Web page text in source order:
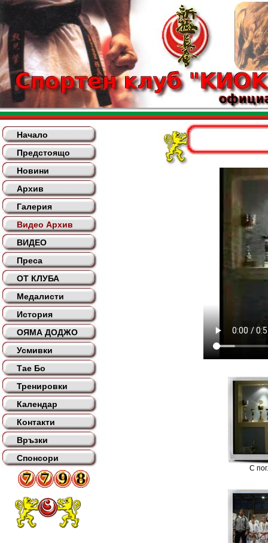
Начало
Предстоящо
Новини
Архив
Галерия
Видео Архив
ВИДЕО
Преса
ОТ КЛУБА
Медалисти
История
ОЯМА ДОДЖО
Усмивки
Тае Бо
Тренировки
Календар
Контакти
Връзки
Спонсори
С